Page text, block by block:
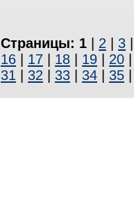
Страницы: 1 2 3
16
17 18 19 20
31
32 33 34 35